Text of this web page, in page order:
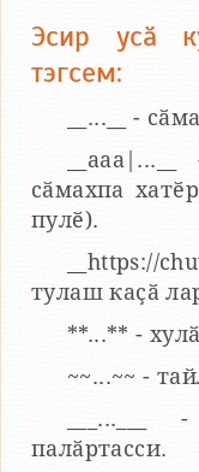
Эсир усӑ
тэгсем:
__...__ -
сӑмахпа
пулӗ).
__https://
тулаш каҫӑ
**...** -
~~...~~ -
палӑртасси.